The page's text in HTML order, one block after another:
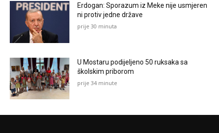
Erdogan: Sporazum iz Meke nije usmjeren
ni protiv jedne države
prije 30 minuta
U Mostaru podijeljeno 50 ruksaka sa
školskim priborom
prije 34 minute